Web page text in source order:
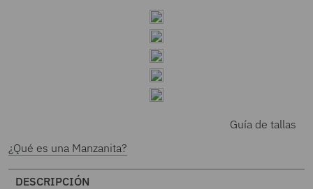
Guía de tallas
¿Qué es una Manzanita?
DESCRIPCIÓN